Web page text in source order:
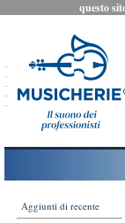
questo
Aggiunti di recente